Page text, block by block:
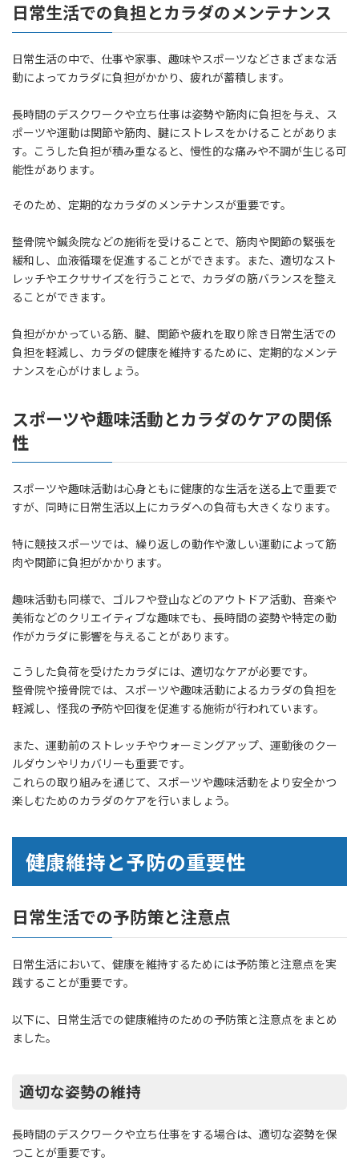
日常生活での負担とカラダのメンテナンス
日常生活の中で、仕事や家事、趣味やスポーツなどさまざまな活
動によってカラダに負担がかかり、疲れが蓄積します。
長時間のデスクワークや立ち仕事は姿勢や筋肉に負担を与え、ス
ポーツや運動は関節や筋肉、腱にストレスをかけることがありま
す。こうした負担が積み重なると、慢性的な痛みや不調が生じる可
能性があります。
そのため、定期的なカラダのメンテナンスが重要です。
整骨院や鍼灸院などの施術を受けることで、筋肉や関節の緊張を
緩和し、血液循環を促進することができます。また、適切なスト
レッチやエクササイズを行うことで、カラダの筋バランスを整え
ることができます。
負担がかかっている筋、腱、関節や疲れを取り除き日常生活での
負担を軽減し、カラダの健康を維持するために、定期的なメンテ
ナンスを心がけましょう。
スポーツや趣味活動とカラダのケアの関係
性
スポーツや趣味活動は心身ともに健康的な生活を送る上で重要で
すが、同時に日常生活以上にカラダへの負荷も大きくなります。
特に競技スポーツでは、繰り返しの動作や激しい運動によって筋
肉や関節に負担がかかります。
趣味活動も同様で、ゴルフや登山などのアウトドア活動、音楽や
美術などのクリエイティブな趣味でも、長時間の姿勢や特定の動
作がカラダに影響を与えることがあります。
こうした負荷を受けたカラダには、適切なケアが必要です。
整骨院や接骨院では、スポーツや趣味活動によるカラダの負担を
軽減し、怪我の予防や回復を促進する施術が行われています。
また、運動前のストレッチやウォーミングアップ、運動後のクー
ルダウンやリカバリーも重要です。
これらの取り組みを通じて、スポーツや趣味活動をより安全かつ
楽しむためのカラダのケアを行いましょう。
健康維持と予防の重要性
日常生活での予防策と注意点
日常生活において、健康を維持するためには予防策と注意点を実
践することが重要です。
以下に、日常生活での健康維持のための予防策と注意点をまとめ
ました。
適切な姿勢の維持
長時間のデスクワークや立ち仕事をする場合は、適切な姿勢を保
つことが重要です。